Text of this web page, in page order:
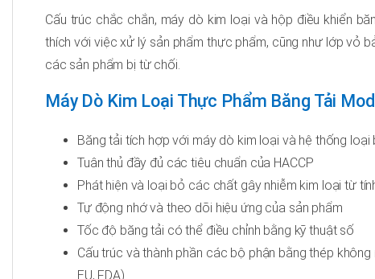
Cấu trúc chắc chắn, máy dò kim loại và hộp điều khiển
thích với việc xử lý sản phẩm thực phẩm, cũng như lớp vỏ
các sản phẩm bị từ chối.
Máy Dò Kim Loại Thực Phẩm Băng Tải
Băng tải tích hợp với máy dò kim loại và hệ thống loại
Tuân thủ đầy đủ các tiêu chuẩn của HACCP
Phát hiện và loại bỏ các chất gây nhiễm kim loại từ
Tự động nhớ và theo dõi hiệu ứng của sản phẩm
Tốc độ băng tải có thể điều chỉnh bằng kỹ thuật số
Cấu trúc và thành phần các bộ phận bằng thép
EU, FDA)